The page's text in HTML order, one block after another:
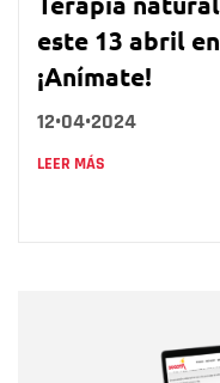
este 13 abril
¡Anímate!
12•04•2024
LEER MÁS